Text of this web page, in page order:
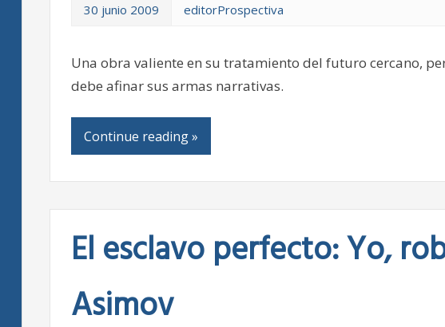
30 junio 2009 editorProspectiva
Una obra valiente en su tratamiento del futuro cercano,
debe afinar sus armas narrativas.
Continue reading »
El esclavo perfecto: Yo,
Asimov